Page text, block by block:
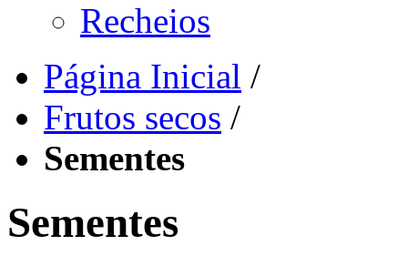
Recheios
Página Inicial /
Frutos secos /
Sementes
Sementes